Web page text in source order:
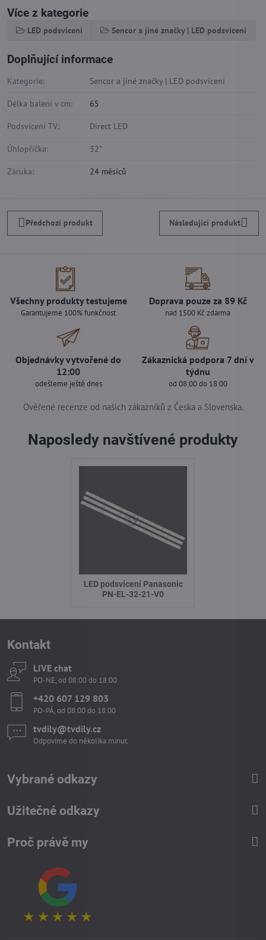
Více z kategorie
LED podsvícení Sencor a jiné značky | LED podsvícení
Doplňující informace
Kategorie: Sencor a jiné značky | LED podsvícení
Délka balení v cm: 65
Podsvícení TV: Direct LED
Úhlopříčka: 32"
Záruka: 24 měsíců
Předchozí produkt Následující produkt
Všechny produkty testujeme
Garantujeme 100% funkčnost
Doprava pouze za 89 Kč
nad 1500 Kč zdarma
Objednávky vytvořené do
12:00
odešleme ještě dnes
Zákaznická podpora 7 dní v
týdnu
od 08:00 do 18:00
Ověřené recenze od našich zákazníků z Česka a Slovenska.
Naposledy navštívené produkty
LED podsvícení Panasonic
PN-EL-32-21-V0
Kontakt
LIVE chat
PO-NE, od 08:00 do 18:00
+420 607 129 803
PO-PÁ, od 08:00 do 18:00
tvdily​@tvdily​.cz
Odpovíme do několika minut.
Vybrané odkazy
Užitečné odkazy
Proč právě my